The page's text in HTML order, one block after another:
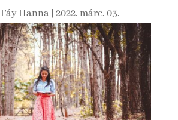
Fáy Hanna| 2022. márc. 03.